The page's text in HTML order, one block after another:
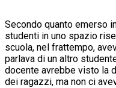
Secondo quanto emerso
studenti in uno spazio
scuola, nel frattempo,
parlava di un altro
docente avrebbe visto la
dei ragazzi, ma non ci